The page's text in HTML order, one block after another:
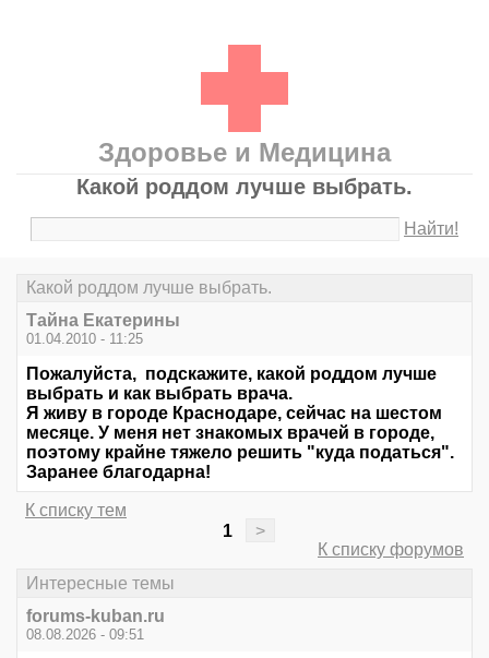
Здоровье и Медицина
Какой роддом лучше выбрать.
Найти!
Какой роддом лучше выбрать.
Тайна Екатерины
01.04.2010 - 11:25
Пожалуйста, подскажите, какой роддом лучше
выбрать и как выбрать врача.
Я живу в городе Краснодаре, сейчас на шестом
месяце. У меня нет знакомых врачей в городе,
поэтому крайне тяжело решить "куда податься".
Заранее благодарна!
К списку тем
1
>
К списку форумов
Интересные темы
forums-kuban.ru
08.08.2026 - 09:51